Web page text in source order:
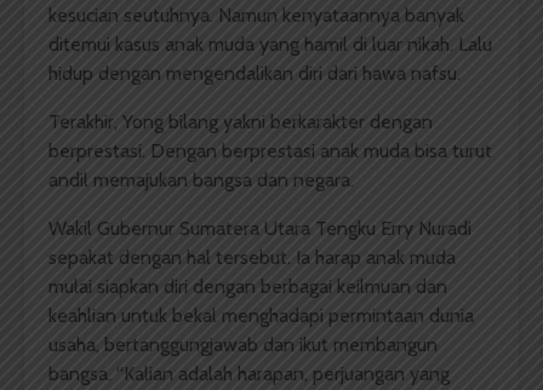
kesucian seutuhnya. Namun kenyataannya banyak
ditemui kasus anak muda yang hamil di luar nikah. Lalu
hidup dengan mengendalikan diri dari hawa nafsu.
Terakhir, Yong bilang yakni berkarakter dengan
berprestasi. Dengan berprestasi anak muda bisa turut
andil memajukan bangsa dan negara.
Wakil Gubernur Sumatera Utara Tengku Erry Nuradi
sepakat dengan hal tersebut. Ia harap anak muda
mulai siapkan diri dengan berbagai keilmuan dan
keahlian untuk bekal menghadapi permintaan dunia
usaha, bertanggungjawab dan ikut membangun
bangsa. “Kalian adalah harapan, perjuangan yang